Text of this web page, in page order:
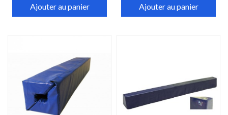
Ajouter au panier Ajouter au panier